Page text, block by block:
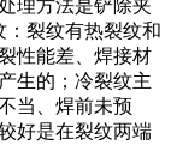
理方法是铲除夹
：裂纹有热裂纹和
性能差、焊接材
生的；冷裂纹主
当、焊前未预
好是在裂纹两端